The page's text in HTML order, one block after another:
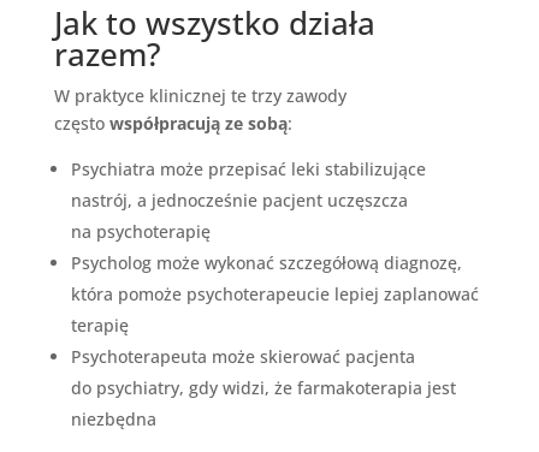
Jak to wszystko działa
razem?
W praktyce klinicznej te trzy zawody
często współpracują ze sobą:
Psychiatra może przepisać leki stabilizujące
nastrój, a jednocześnie pacjent uczęszcza
na psychoterapię
Psycholog może wykonać szczegółową diagnozę,
która pomoże psychoterapeucie lepiej zaplanować
terapię
Psychoterapeuta może skierować pacjenta
do psychiatry, gdy widzi, że farmakoterapia jest
niezbędna